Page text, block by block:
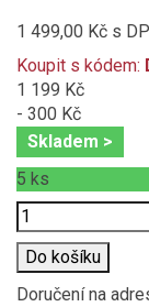
1 499,00 Kč s
Koupit s kódem:
1 199 Kč
- 300 Kč
Skladem >
5 ks
Počet
Do košíku
Doručení na